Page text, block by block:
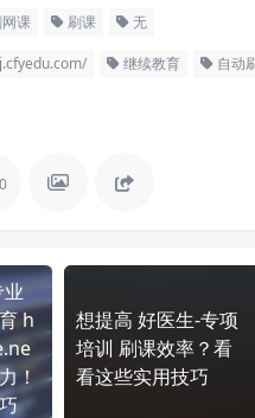
课 刷课 无
继续教育 自动
0
h
！
想提高 好医生-专项
培训 刷课效率？看
看这些实用技巧